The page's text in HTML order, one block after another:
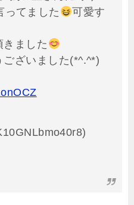
ってました
可愛す
きました
ざいました(*^.^*)